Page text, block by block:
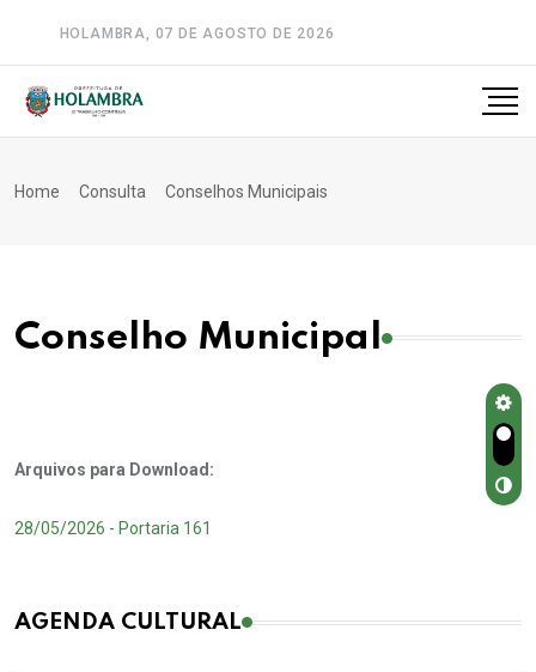
HOLAMBRA, 07 DE AGOSTO DE 2026
Home Consulta Conselhos Municipais
Conselho Municipal
Arquivos para Download:
28/05/2026 - Portaria 161
AGENDA CULTURAL